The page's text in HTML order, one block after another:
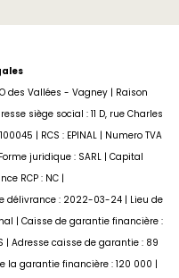
des Vallées - Vagney | Raison
siège social : 11 D, rue Charles
| RCS : EPINAL | Numero TVA
juridique : SARL | Capital
RCP : NC |
délivrance : 2022-03-24 | Lieu de
| Caisse de garantie financière :
| Adresse caisse de garantie : 89
la garantie financière : 120 000 |